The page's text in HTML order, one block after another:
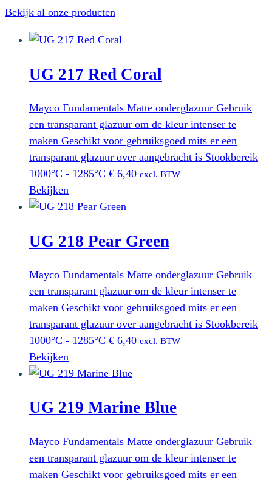
Bekijk al onze producten
UG 217 Red Coral
Mayco Fundamentals Matte onderglazuur Gebruik
een transparant glazuur om de kleur intenser te
maken Geschikt voor gebruiksgoed mits er een
transparant glazuur over aangebracht is Stookbereik
1000°C - 1285°C € 6,40 excl. BTW
Bekijken
UG 218 Pear Green
Mayco Fundamentals Matte onderglazuur Gebruik
een transparant glazuur om de kleur intenser te
maken Geschikt voor gebruiksgoed mits er een
transparant glazuur over aangebracht is Stookbereik
1000°C - 1285°C € 6,40 excl. BTW
Bekijken
UG 219 Marine Blue
Mayco Fundamentals Matte onderglazuur Gebruik
een transparant glazuur om de kleur intenser te
maken Geschikt voor gebruiksgoed mits er een